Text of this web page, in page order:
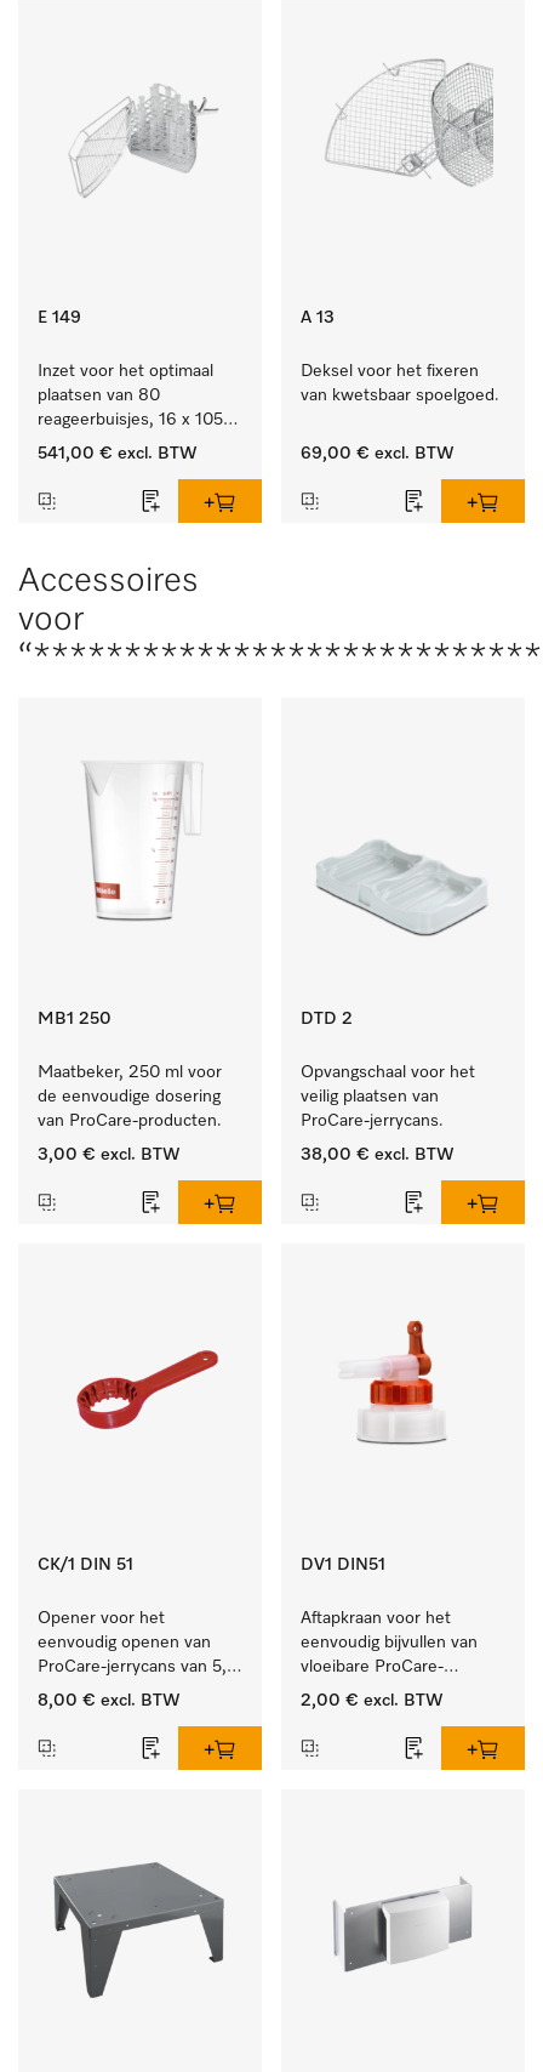
E 149
Inzet voor het optimaal
plaatsen van 80
reageerbuisjes, 16 x 105
mm.
541,00 € excl. BTW
A 13
Deksel voor het fixeren
van kwetsbaar spoelgoed.
69,00 € excl. BTW
Accessoires
voor
MB1 250
Maatbeker, 250 ml voor
de eenvoudige dosering
van ProCare-producten.
3,00 € excl. BTW
DTD 2
Opvangschaal voor het
veilig plaatsen van
ProCare-jerrycans.
38,00 € excl. BTW
CK/1 DIN 51
Opener voor het
eenvoudig openen van
ProCare-jerrycans van 5,
10 en 20 l.
8,00 € excl. BTW
DV1 DIN51
Aftapkraan voor het
eenvoudig bijvullen van
vloeibare ProCare-
producten.
2,00 € excl. BTW